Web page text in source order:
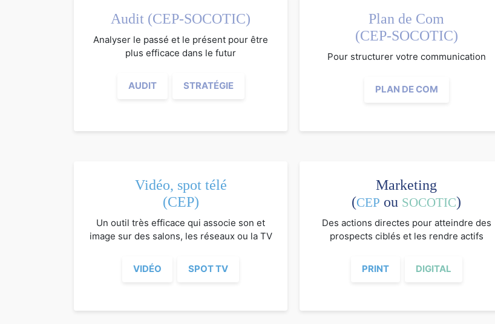
Audit (CEP-SOCOTIC)
Analyser le passé et le présent pour être
plus efficace dans le futur
AUDIT STRATÉGIE
Plan de Com
(CEP-SOCOTIC)
Pour structurer votre communication
PLAN DE COM
Vidéo, spot télé
(CEP)
Un outil très efficace qui associe son et
image sur des salons, les réseaux ou la TV
VIDÉO SPOT TV
Marketing
(CEP ou SOCOTIC)
Des actions directes pour atteindre des
prospects ciblés et les rendre actifs
PRINT DIGITAL